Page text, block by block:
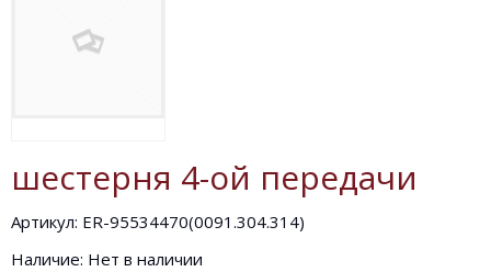
шестерня 4-ой передачи
Артикул: ER-95534470(0091.304.314)
Наличие: Нет в наличии